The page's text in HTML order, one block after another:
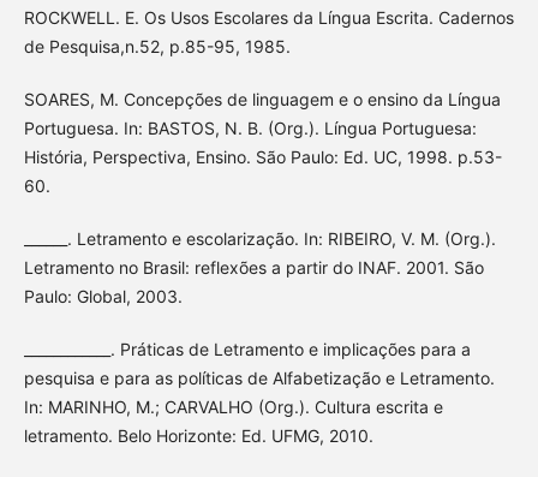
ROCKWELL. E. Os Usos Escolares da Língua Escrita. Cadernos
de Pesquisa,n.52, p.85-95, 1985.
SOARES, M. Concepções de linguagem e o ensino da Língua
Portuguesa. In: BASTOS, N. B. (Org.). Língua Portuguesa:
História, Perspectiva, Ensino. São Paulo: Ed. UC, 1998. p.53-
60.
______. Letramento e escolarização. In: RIBEIRO, V. M. (Org.).
Letramento no Brasil: reflexões a partir do INAF. 2001. São
Paulo: Global, 2003.
____________. Práticas de Letramento e implicações para a
pesquisa e para as políticas de Alfabetização e Letramento.
In: MARINHO, M.; CARVALHO (Org.). Cultura escrita e
letramento. Belo Horizonte: Ed. UFMG, 2010.